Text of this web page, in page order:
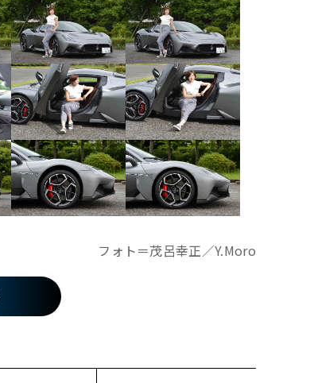
フォト＝茂呂幸正／Y.Moro